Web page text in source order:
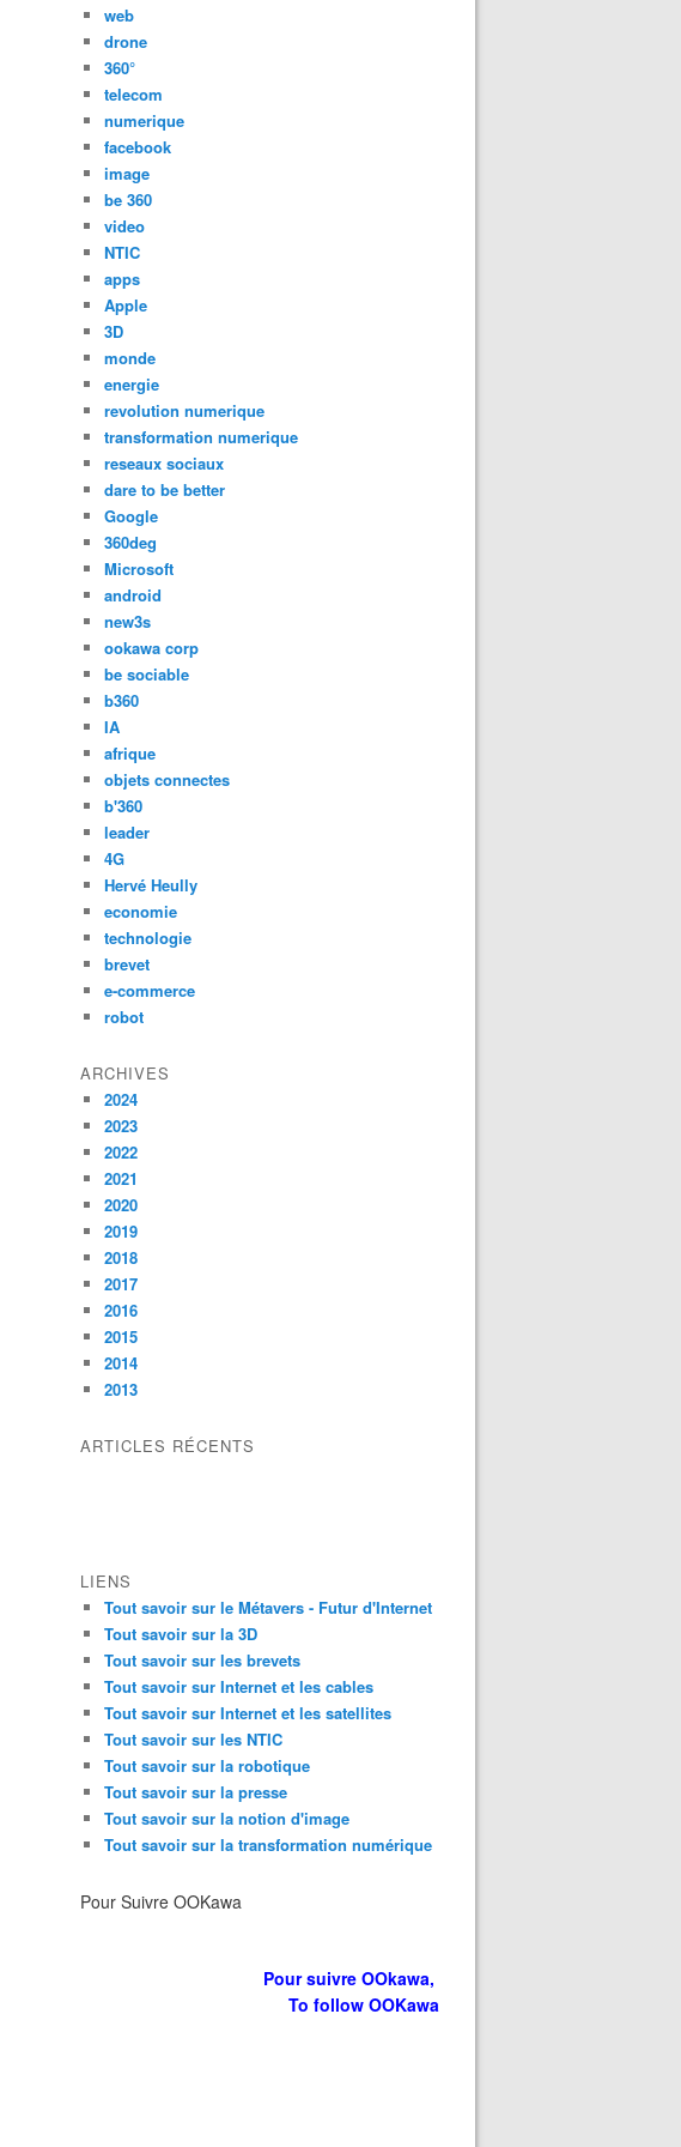
web
drone
360°
telecom
numerique
facebook
image
be 360
video
NTIC
apps
Apple
3D
monde
energie
revolution numerique
transformation numerique
reseaux sociaux
dare to be better
Google
360deg
Microsoft
android
new3s
ookawa corp
be sociable
b360
IA
afrique
objets connectes
b'360
leader
4G
Hervé Heully
economie
technologie
brevet
e-commerce
robot
ARCHIVES
2024
2023
2022
2021
2020
2019
2018
2017
2016
2015
2014
2013
ARTICLES RÉCENTS
LIENS
Tout savoir sur le Métavers - Futur d'Internet
Tout savoir sur la 3D
Tout savoir sur les brevets
Tout savoir sur Internet et les cables
Tout savoir sur Internet et les satellites
Tout savoir sur les NTIC
Tout savoir sur la robotique
Tout savoir sur la presse
Tout savoir sur la notion d'image
Tout savoir sur la transformation numérique
Pour Suivre OOKawa
Pour suivre OOkawa,
To follow OOKawa